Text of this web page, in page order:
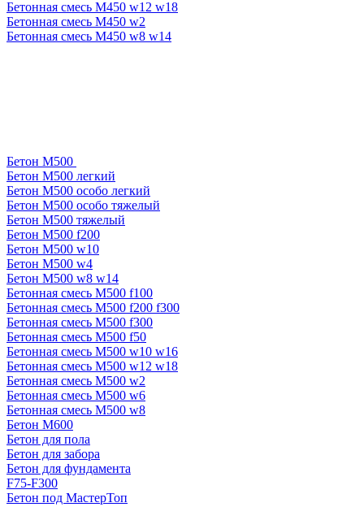
Бетонная смесь М450 w12 w18
Бетонная смесь М450 w2
Бетонная смесь М450 w8 w14
Бетон М500
Бетон М500 легкий
Бетон М500 особо легкий
Бетон М500 особо тяжелый
Бетон М500 тяжелый
Бетон М500 f200
Бетон М500 w10
Бетон М500 w4
Бетон М500 w8 w14
Бетонная смесь М500 f100
Бетонная смесь М500 f200 f300
Бетонная смесь М500 f300
Бетонная смесь М500 f50
Бетонная смесь М500 w10 w16
Бетонная смесь М500 w12 w18
Бетонная смесь М500 w2
Бетонная смесь М500 w6
Бетонная смесь М500 w8
Бетон М600
Бетон для пола
Бетон для забора
Бетон для фундамента
F75-F300
Бетон под МастерТоп